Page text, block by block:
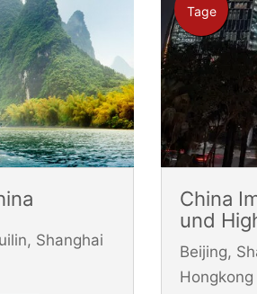
Shanghai
Tage
China
und
Beijing,
Hongkong